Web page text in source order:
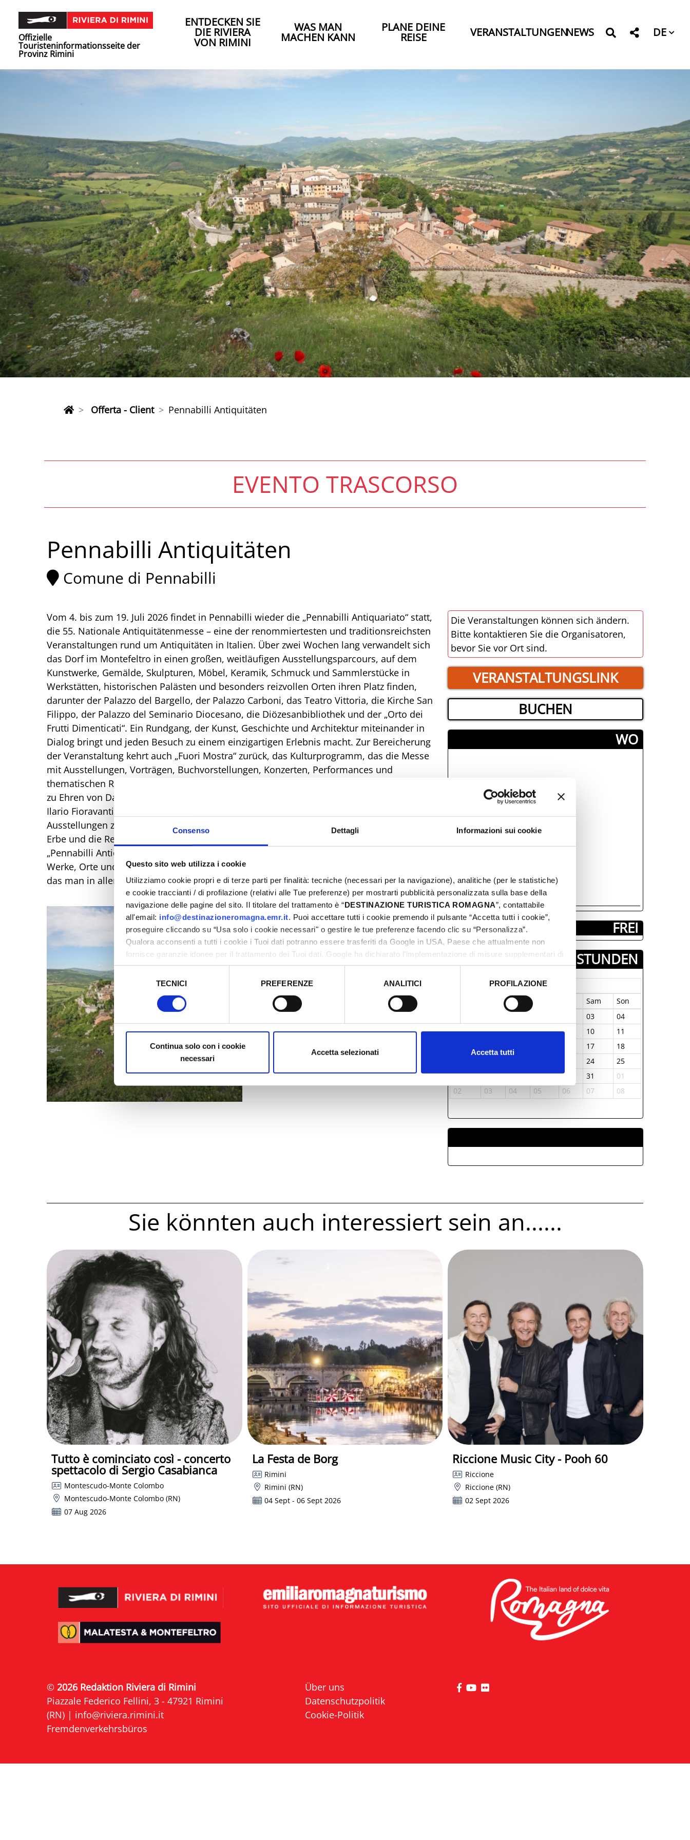
Consenso Dettagli Informazioni sui cookie
Questo sito web utilizza i cookie
Utilizziamo cookie propri e di terze parti per finalità: tecniche (necessari per la navigazione), analitiche (per le statistiche)
e cookie traccianti / di profilazione (relativi alle Tue preferenze) per mostrarti pubblicità personalizzata sulla base della
navigazione delle pagine del sito. Il titolare del trattamento è “DESTINAZIONE TURISTICA ROMAGNA”, contattabile
all'email: info@destinazioneromagna.emr.it. Puoi accettare tutti i cookie premendo il pulsante “Accetta tutti i cookie”,
proseguire cliccando su “Usa solo i cookie necessari" o gestire le tue preferenze facendo clic su “Personalizza”.
Qualora acconsenti a tutti i cookie i Tuoi dati potranno essere trasferiti da Google in USA, Paese che attualmente non
fornisce garanzie idonee per il trattamento dei Tuoi dati. Google ha dichiarato l’implementazione di misure supplementari di
sicurezza a Tutela dei navigatori, che abbiamo valutato essere sufficienti.
Selezione
del
consenso
TECNICI PREFERENZE ANALITICI PROFILAZIONE
Continua solo con i cookie
necessari
Accetta selezionati Accetta tutti
Offizielle
Touristeninformationsseite der
Provinz Rimini
ENTDECKEN SIE
DIE RIVIERA
VON RIMINI
WAS MAN
MACHEN KANN
PLANE DEINE
REISE VERANSTALTUNGENNEWS DE
Offerta - Client Pennabilli Antiquitäten
EVENTO TRASCORSO
Pennabilli Antiquitäten
Comune di Pennabilli
Vom 4. bis zum 19. Juli 2026 findet in Pennabilli wieder die „Pennabilli Antiquariato“ statt,
die 55. Nationale Antiquitätenmesse – eine der renommiertesten und traditionsreichsten
Veranstaltungen rund um Antiquitäten in Italien. Über zwei Wochen lang verwandelt sich
das Dorf im Montefeltro in einen großen, weitläufigen Ausstellungsparcours, auf dem
Kunstwerke, Gemälde, Skulpturen, Möbel, Keramik, Schmuck und Sammlerstücke in
Werkstätten, historischen Palästen und besonders reizvollen Orten ihren Platz finden,
darunter der Palazzo del Bargello, der Palazzo Carboni, das Teatro Vittoria, die Kirche San
Filippo, der Palazzo del Seminario Diocesano, die Diözesanbibliothek und der „Orto dei
Frutti Dimenticati“. Ein Rundgang, der Kunst, Geschichte und Architektur miteinander in
Dialog bringt und jeden Besuch zu einem einzigartigen Erlebnis macht. Zur Bereicherung
der Veranstaltung kehrt auch „Fuori Mostra“ zurück, das Kulturprogramm, das die Messe
mit Ausstellungen, Vorträgen, Buchvorstellungen, Konzerten, Performances und
thematischen Rundgängen begleitet. Zu den wichtigsten Terminen zählen die Ausstellung
zu Ehren von Dario Fo anlässlich seines 100. Geburtstags, eine Ausstellung mit Werken von
Ilario Fioravanti, Vorträge zur kunsthistorischen Vertiefung, Erzählrundgänge,
Ausstellungen zeitgenössischer Kunst sowie zahlreiche Veranstaltungen, die das kulturelle
Erbe und die Region in den Mittelpunkt stellen. Das ist die authentischste Identität von
„Pennabilli Antiquariato“: eine Reise durch Kunst, Geschichte und Schönheit, bei der sich
Werke, Orte und Landschaften begegnen und das Dorf in ein Freilichtmuseum verwandeln,
das man in aller Ruhe erleben und entdecken kann.
Die Veranstaltungen können sich ändern.
Bitte kontaktieren Sie die Organisatoren,
bevor Sie vor Ort sind.
VERANSTALTUNGSLINK
BUCHEN
­WO
FREI
TAGE & STUNDEN
Januar-1970
Mit Sam
Son
03
04
05
06 07 08 09 10
11
17
18
24
25
26
27 28 29 30 31
01
02
03 04 05 06 07 08
Sie könnten auch interessiert sein an......
Tutto è cominciato così - concerto
spettacolo di Sergio Casabianca
Montescudo-Monte Colombo
Montescudo-Monte Colombo (RN)
07 Aug 2026
La Festa de Borg
Rimini
Rimini (RN)
04 Sept - 06 Sept 2026
Riccione Music City - Pooh 60
Riccione
Riccione (RN)
02 Sept 2026
© 2026 Redaktion Riviera di Rimini
Piazzale Federico Fellini, 3 - 47921 Rimini
(RN) | info@riviera.rimini.it
Fremdenverkehrsbüros
Über uns
Datenschutzpolitik
Cookie-Politik
die Seite Facebook von Riviera di Rimini besuchen
die Seite YouTube von Riviera di Rimini besuchen
die Seite Flickr von Riviera di Rimini besuchen